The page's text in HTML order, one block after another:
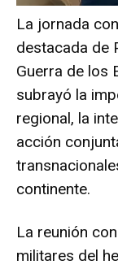
La jornada
destacada de
Guerra de los
subrayó la
regional, la
acción
continente.
La reunión
militares del